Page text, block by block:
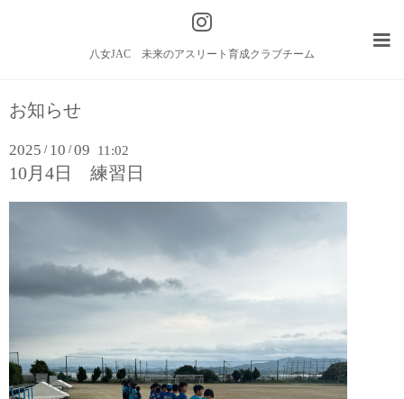
八女JAC 未来のアスリート育成クラブチーム
お知らせ
2025 / 10 /09 11:02
10月4日 練習日